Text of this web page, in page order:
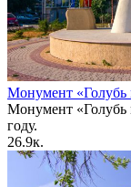
Монумент
Монумент «Голубь
году.
26.9к.